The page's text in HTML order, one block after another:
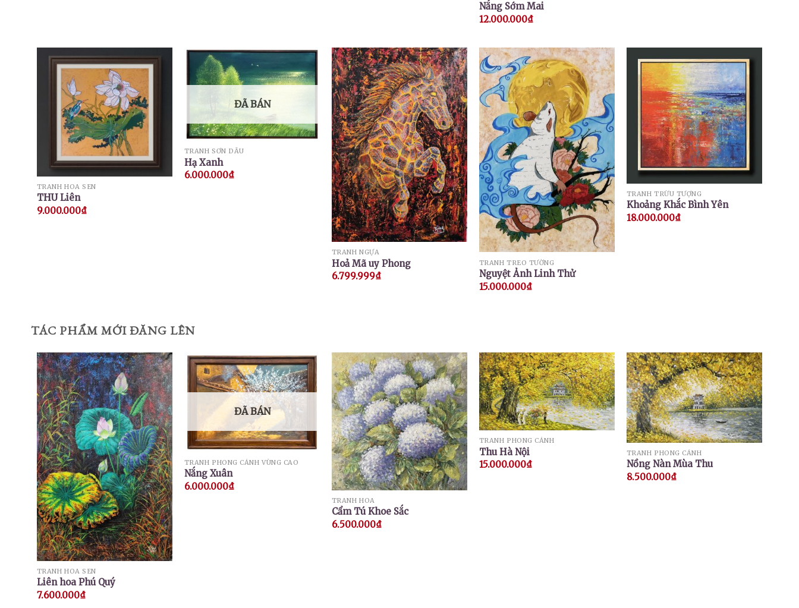
Nắng Sớm Mai
12.000.000₫
TRANH HOA SEN
THU Liên
9.000.000₫
ĐÃ BÁN
TRANH SƠN DẦU
Hạ Xanh
6.000.000₫
TRANH NGỰA
Hoả Mã uy Phong
6.799.999₫
TRANH TREO TƯỜNG
Nguyệt Ảnh Linh Thử
15.000.000₫
TRANH TRỪU TƯỢNG
Khoảng Khắc Bình Yên
18.000.000₫
TÁC PHẨM MỚI ĐĂNG LÊN
TRANH HOA SEN
Liên hoa Phú Quý
7.600.000₫
ĐÃ BÁN
TRANH PHONG CẢNH VÙNG CAO
Nắng Xuân
6.000.000₫
TRANH HOA
Cẩm Tú Khoe Sắc
6.500.000₫
TRANH PHONG CẢNH
Thu Hà Nội
15.000.000₫
TRANH PHONG CẢNH
Nồng Nàn Mùa Thu
8.500.000₫